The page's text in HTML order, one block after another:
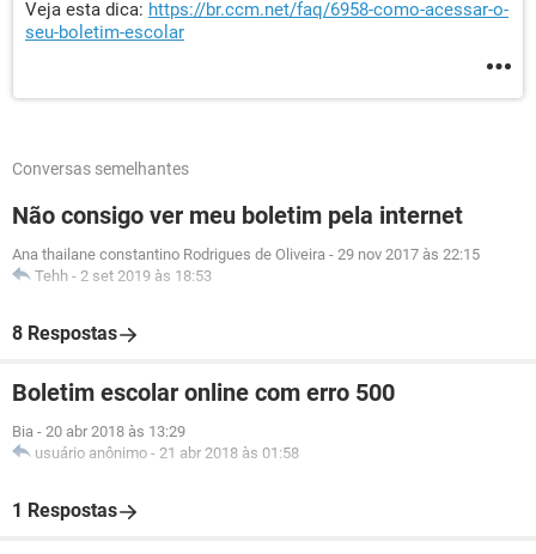
Veja esta dica: https://br.ccm.net/faq/6958-como-acessar-o-
seu-boletim-escolar
Conversas semelhantes
Não consigo ver meu boletim pela internet
Ana thailane constantino Rodrigues de Oliveira - 29 nov 2017 às 22:15
Tehh - 2 set 2019 às 18:53
8 Respostas
Boletim escolar online com erro 500
Bia - 20 abr 2018 às 13:29
usuário anônimo - 21 abr 2018 às 01:58
1 Respostas